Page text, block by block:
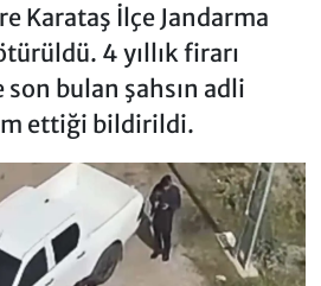
Karataş İlçe Jandarma
4 yıllık firarı
bulan şahsın adli
ettiği bildirildi.